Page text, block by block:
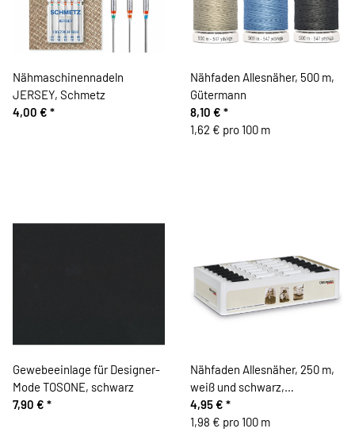
Nähmaschinennadeln
JERSEY, Schmetz
4,00 € *
Nähfaden Allesnäher, 500 m,
Gütermann
8,10 € *
1,62 € pro 100 m
Gewebeeinlage für Designer-
Mode TOSONE, schwarz
7,90 € *
Nähfaden Allesnäher, 250 m,
weiß und schwarz,
Gütermann
4,95 € *
1,98 € pro 100 m